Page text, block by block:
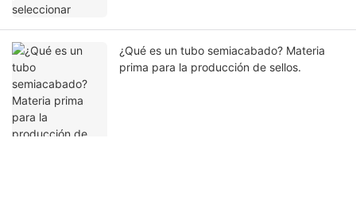
¿Qué es un tubo semiacabado? Materia
prima para la producción de sellos.